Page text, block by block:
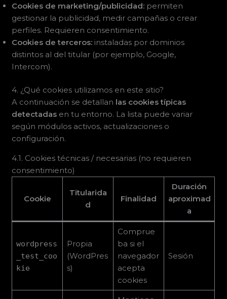
Cookies de marketing/publicidad: permiten
gestionar la publicidad, medir campañas o crear
perfiles. Requieren consentimiento.
Cookies de terceros: instaladas por dominios
distintos al del titular (por ejemplo, Google,
Intercom).
4. ¿Qué cookies utilizamos en este sitio?
A continuación se detallan las cookies típicas
detectadas en tu entorno. La lista puede variar
según módulos activos, actualizaciones o
configuración.
4.1. Cookies técnicas / necesarias (no requieren
consentimiento)
Cookie
Titularida
d
Finalidad
Duración
aproximad
a
wordpress
_test_coo
kie
Propia
(WordPres
s)
Comprue
ba si el
navegador
acepta
cookies
Sesión